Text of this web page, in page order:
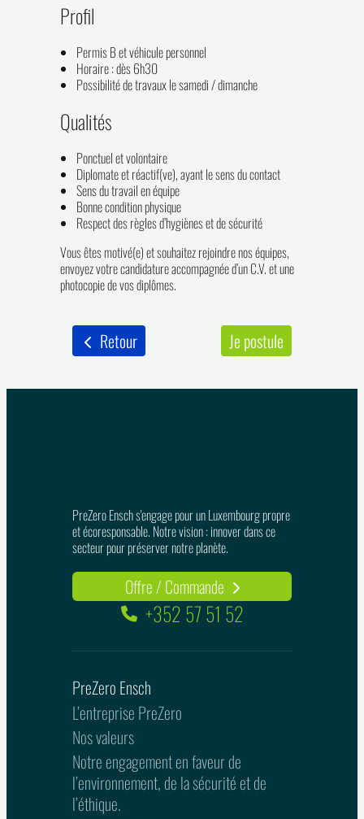
Profil
Permis B et véhicule personnel
Horaire : dès 6h30
Possibilité de travaux le samedi / dimanche
Qualités
Ponctuel et volontaire
Diplomate et réactif(ve), ayant le sens du contact
Sens du travail en équipe
Bonne condition physique
Respect des règles d’hygiènes et de sécurité
Vous êtes motivé(e) et souhaitez rejoindre nos équipes,
envoyez votre candidature accompagnée d’un C.V. et une
photocopie de vos diplômes.
Retour Je postule
PreZero Ensch s'engage pour un Luxembourg propre
et écoresponsable. Notre vision : innover dans ce
secteur pour préserver notre planète.
Offre / Commande
+352 57 51 52
PreZero Ensch
L’entreprise PreZero
Nos valeurs
Notre engagement en faveur de
l’environnement, de la sécurité et de
l’éthique.